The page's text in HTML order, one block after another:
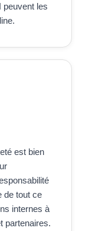
peuvent les
est bien
de tout ce
internes à
partenaires.